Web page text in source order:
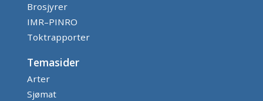
Brosjyrer
IMR–PINRO
Toktrapporter
Temasider
Arter
Sjømat